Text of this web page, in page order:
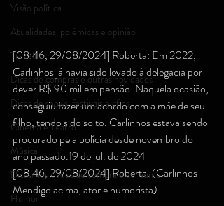
Visão política
Atualidades, polêmicas e opinião
Trabalho
Dicas de compras e outras novidades
Dicas de shows, festivais e afins
Cinema e Teatro
Música
Dicas/novidades de compra e consumo
Humor
[08:46, 29/08/2024] Roberta: Em 2022,
Carlinhos já havia sido levado à delegacia por
dever R$ 90 mil em pensão. Naquela ocasião,
conseguiu fazer um acordo com a mãe de seu
filho, tendo sido solto. Carlinhos estava sendo
procurado pela polícia desde novembro do
ano passado.19 de jul. de 2024
[08:46, 29/08/2024] Roberta: (Carlinhos
Mendigo acima, ator e humorista)